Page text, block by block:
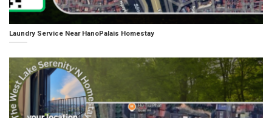
Laundry Service Near HanoPalais Homestay